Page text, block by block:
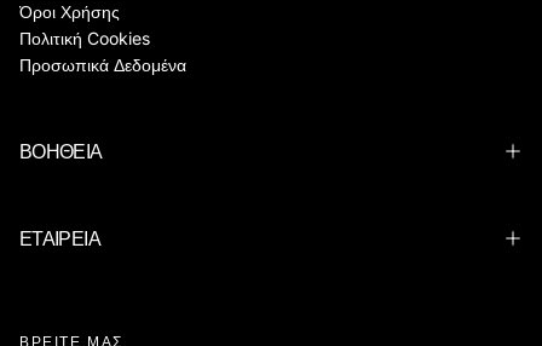
Όροι Χρήσης
Πολιτική Cookies
Προσωπικά Δεδομένα
ΒΟΗΘΕΙΑ
ΕΤΑΙΡΕΙΑ
ΒΡΕΙΤΕ ΜΑΣ